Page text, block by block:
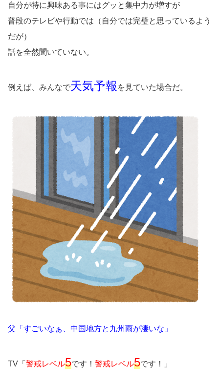
自分が特に興味ある事にはグッと集中力が増すが
普段のテレビや行動では（自分では完璧と思っているよう
だが）
話を全然聞いていない。
例えば、みんなで天気予報 を見ていた場合だ。
父「すごいなぁ、中国地方と九州雨が凄いな」
TV「 警戒レベル5です！ 警戒レベル5です！」